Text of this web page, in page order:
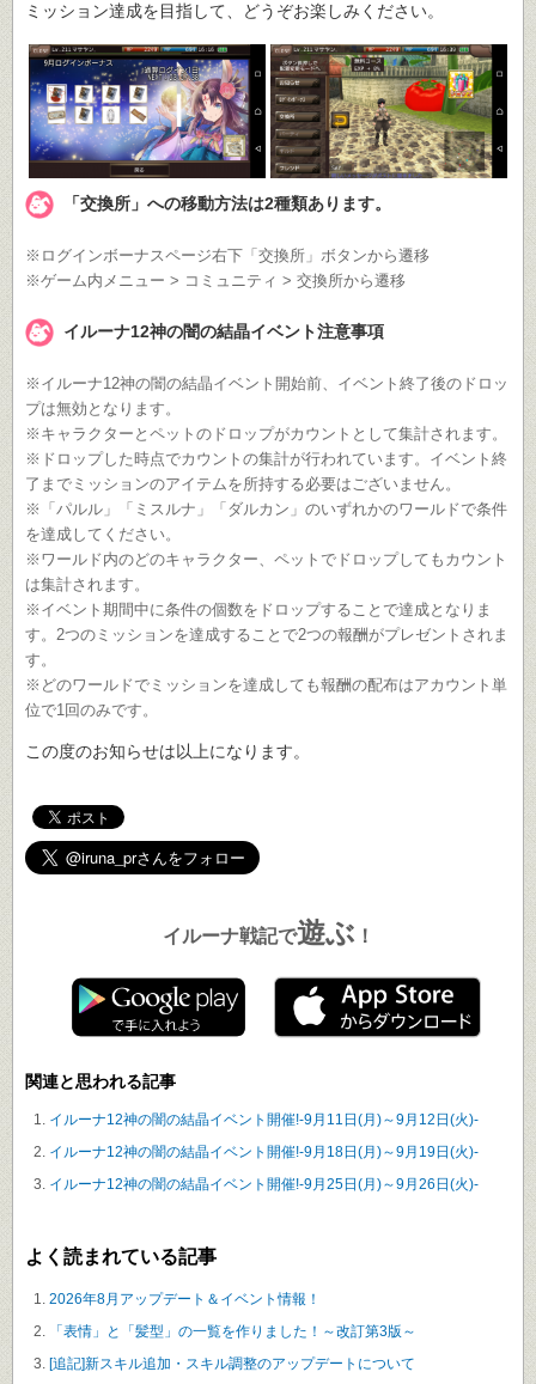
ミッション達成を目指して、どうぞお楽しみください。
「交換所」への移動方法は2種類あります。
※ログインボーナスページ右下「交換所」ボタンから遷移
※ゲーム内メニュー > コミュニティ > 交換所から遷移
イルーナ12神の闇の結晶イベント注意事項
※イルーナ12神の闇の結晶イベント開始前、イベント終了後のドロッ
プは無効となります。
※キャラクターとペットのドロップがカウントとして集計されます。
※ドロップした時点でカウントの集計が行われています。イベント終
了までミッションのアイテムを所持する必要はございません。
※「パルル」「ミスルナ」「ダルカン」のいずれかのワールドで条件
を達成してください。
※ワールド内のどのキャラクター、ペットでドロップしてもカウント
は集計されます。
※イベント期間中に条件の個数をドロップすることで達成となりま
す。2つのミッションを達成することで2つの報酬がプレゼントされま
す。
※どのワールドでミッションを達成しても報酬の配布はアカウント単
位で1回のみです。
この度のお知らせは以上になります。
イルーナ戦記で遊ぶ ！
関連と思われる記事
イルーナ12神の闇の結晶イベント開催!-9月11日(月)～9月12日(火)-
イルーナ12神の闇の結晶イベント開催!-9月18日(月)～9月19日(火)-
イルーナ12神の闇の結晶イベント開催!-9月25日(月)～9月26日(火)-
よく読まれている記事
2026年8月アップデート＆イベント情報！
「表情」と「髪型」の一覧を作りました！～改訂第3版～
[追記]新スキル追加・スキル調整のアップデートについて